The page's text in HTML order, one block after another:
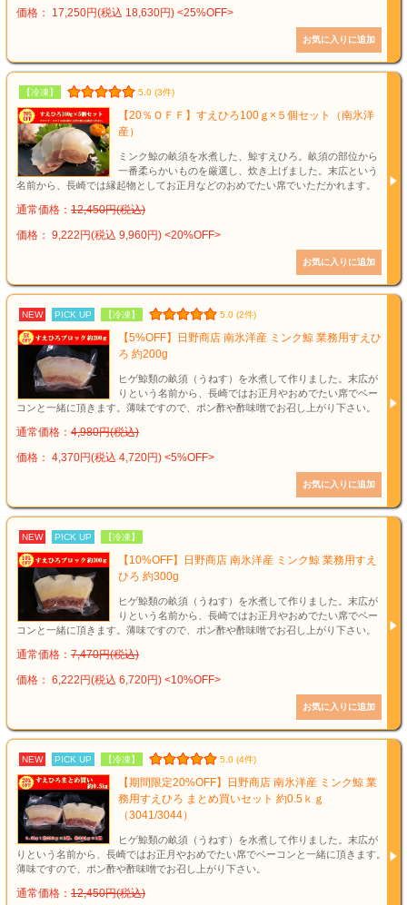
価格： 17,250円(税込 18,630円) <25%OFF>
【冷凍】 5.0 (3件)
【20％ＯＦＦ】すえひろ100ｇ×５個セット（南氷洋
産）
ミンク鯨の畝須を水煮した、鯨すえひろ。畝須の部位から
一番柔らかいものを厳選し、炊き上げました。末広という
名前から、長崎では縁起物としてお正月などのおめでたい席でいただかれます。
通常価格： 12,450円(税込)
価格： 9,222円(税込 9,960円) <20%OFF>
NEW PICK UP 【冷凍】 5.0 (2件)
【5%OFF】日野商店 南氷洋産 ミンク鯨 業務用すえひ
ろ 約200g
ヒゲ鯨類の畝須（うねす）を水煮して作りました。末広が
りという名前から、長崎ではお正月やおめでたい席でベー
コンと一緒に頂きます。薄味ですので、ポン酢や酢味噌でお召し上がり下さい。
通常価格： 4,980円(税込)
価格： 4,370円(税込 4,720円) <5%OFF>
NEW PICK UP 【冷凍】
【10%OFF】日野商店 南氷洋産 ミンク鯨 業務用すえ
ひろ 約300g
ヒゲ鯨類の畝須（うねす）を水煮して作りました。末広が
りという名前から、長崎ではお正月やおめでたい席でベー
コンと一緒に頂きます。薄味ですので、ポン酢や酢味噌でお召し上がり下さい。
通常価格： 7,470円(税込)
価格： 6,222円(税込 6,720円) <10%OFF>
NEW PICK UP 【冷凍】 5.0 (4件)
【期間限定20%OFF】日野商店 南氷洋産 ミンク鯨 業
務用すえひろ まとめ買いセット 約0.5ｋｇ
（3041/3044）
ヒゲ鯨類の畝須（うねす）を水煮して作りました。末広が
りという名前から、長崎ではお正月やおめでたい席でベーコンと一緒に頂きます。
薄味ですので、ポン酢や酢味噌でお召し上がり下さい。
通常価格： 12,450円(税込)